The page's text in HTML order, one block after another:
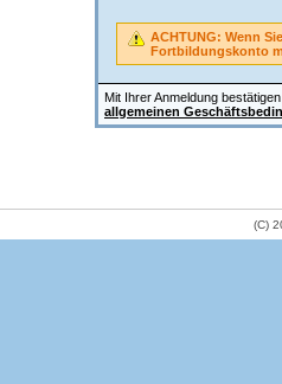
Mit Ihrer Anmeldung
allgemeinen
ACHTUNG: Wenn
Fortbildungskonto
(C)